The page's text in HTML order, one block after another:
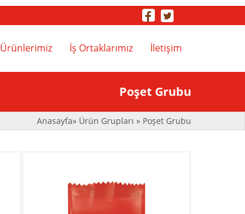
Ürünlerimiz İş Ortaklarımız İletişim
Poşet Grubu
Anasayfa» Ürün Grupları » Poşet Grubu